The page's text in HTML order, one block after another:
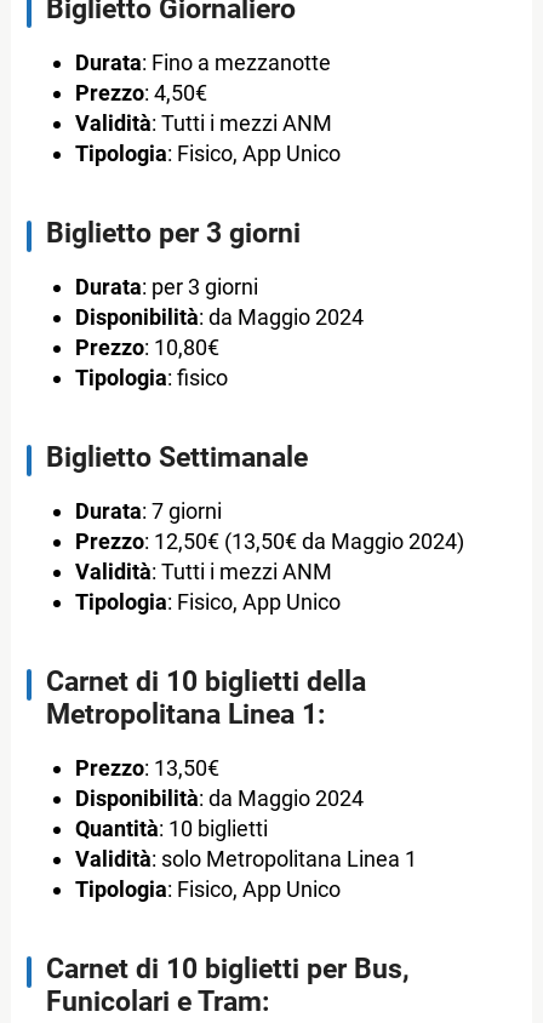
Biglietto Giornaliero
Durata: Fino a mezzanotte
Prezzo: 4,50€
Validità: Tutti i mezzi ANM
Tipologia: Fisico, App Unico
Biglietto per 3 giorni
Durata: per 3 giorni
Disponibilità: da Maggio 2024
Prezzo: 10,80€
Tipologia: fisico
Biglietto Settimanale
Durata: 7 giorni
Prezzo: 12,50€ (13,50€ da Maggio 2024)
Validità: Tutti i mezzi ANM
Tipologia: Fisico, App Unico
Carnet di 10 biglietti della
Metropolitana Linea 1:
Prezzo: 13,50€
Disponibilità: da Maggio 2024
Quantità: 10 biglietti
Validità: solo Metropolitana Linea 1
Tipologia: Fisico, App Unico
Carnet di 10 biglietti per Bus,
Funicolari e Tram: